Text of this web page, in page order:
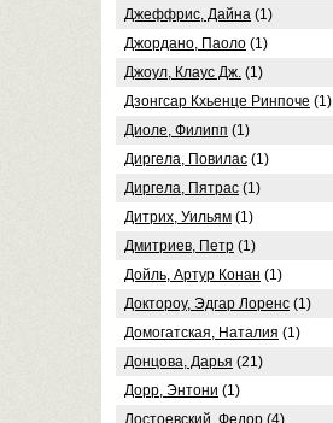
Джеффрис, Дайна (1)
Джордано, Паоло (1)
Джоул, Клаус Дж. (1)
Дзонгсар Кхьенце Ринпоче (1)
Диоле, Филипп (1)
Диргела, Повилас (1)
Диргела, Пятрас (1)
Дитрих, Уильям (1)
Дмитриев, Петр (1)
Дойль, Артур Конан (1)
Доктороу, Эдгар Лоренс (1)
Домогатская, Наталия (1)
Донцова, Дарья (21)
Дорр, Энтони (1)
Достоевский, Федор (4)